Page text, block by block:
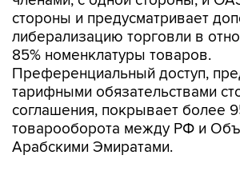
стороны и предусматривает
либерализацию торговли в
85% номенклатуры товаров.
Преференциальный доступ,
тарифными обязательствами
соглашения, покрывает более
товарооборота между РФ и
Арабскими Эмиратами.